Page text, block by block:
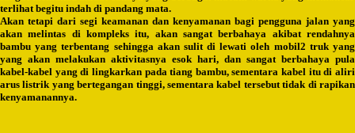
terlihat begitu indah di pandang mata.
Akan tetapi dari segi keamanan dan kenyamanan bagi pengguna jalan yang
akan melintas di kompleks itu, akan sangat berbahaya akibat rendahnya
bambu yang terbentang sehingga akan sulit di lewati oleh mobil2 truk yang
yang akan melakukan aktivitasnya esok hari, dan sangat berbahaya pula
kabel-kabel yang di lingkarkan pada tiang bambu, sementara kabel itu di aliri
arus listrik yang bertegangan tinggi, sementara kabel tersebut tidak di rapikan
kenyamanannya.